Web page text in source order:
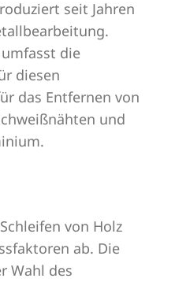
seit Jahren
die
diesen
das Entfernen von
und
von Holz
ab. Die
Wahl des